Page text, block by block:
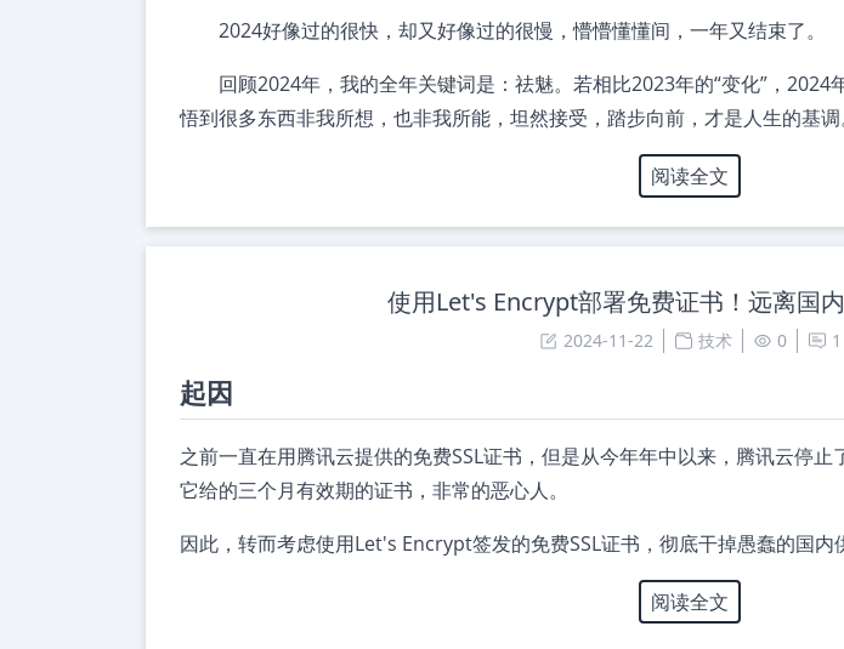
2024好像过的很快，却又好像过的很慢，懵懵懂懂间，一年又结束了。
回顾2024年，我的全年关键词是：祛魅。若相比2023年的“变化”，2024
悟到很多东西非我所想，也非我所能，坦然接受，踏步向前，才是人生的基调
阅读全文
使用Let's Encrypt部署免费证书！远离国
2024-11-22 技术 0 1
起因
之前一直在用腾讯云提供的免费SSL证书，但是从今年年中以来，腾讯云停
它给的三个月有效期的证书，非常的恶心人。
因此，转而考虑使用Let's Encrypt签发的免费SSL证书，彻底干掉愚蠢的国内
阅读全文